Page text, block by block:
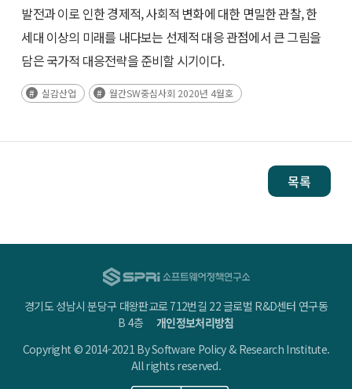
발전과 이로 인한 경제적, 사회적 변화에 대한 면밀한 관찰, 한
세대 이상의 미래를 내다보는 선제적 대응 관점에서 큰 그림을
담은 국가적 대응전략을 준비할 시기이다.
실감산업 월간SW중심사회 2020년 4월호
목록
경기도 성남시 분당구 대왕판교로 712번길 22 글로벌 R&D센터 연구동
B 4층개인정보처리방침
Copyright © 2014-2021 By Software Policy & Research Institute.
All rights reserved.